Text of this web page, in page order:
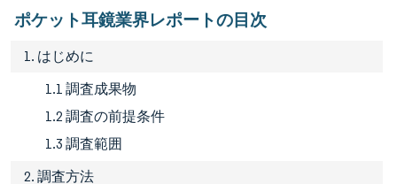
ポケット耳鏡業界レポートの目次
1. はじめに
1.1 調査成果物
1.2 調査の前提条件
1.3 調査範囲
2. 調査方法